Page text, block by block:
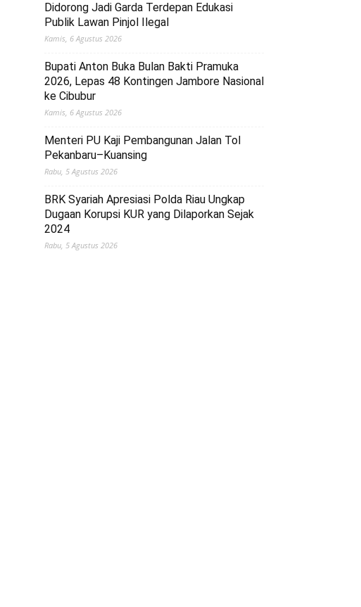
Didorong Jadi Garda Terdepan Edukasi
Publik Lawan Pinjol Ilegal
Kamis, 6 Agustus 2026
Bupati Anton Buka Bulan Bakti Pramuka
2026, Lepas 48 Kontingen Jambore Nasional
ke Cibubur
Kamis, 6 Agustus 2026
Menteri PU Kaji Pembangunan Jalan Tol
Pekanbaru–Kuansing
Rabu, 5 Agustus 2026
BRK Syariah Apresiasi Polda Riau Ungkap
Dugaan Korupsi KUR yang Dilaporkan Sejak
2024
Rabu, 5 Agustus 2026